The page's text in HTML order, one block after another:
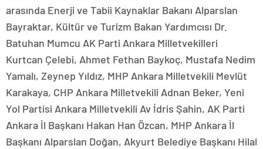
arasında Enerji ve Tabii Kaynaklar Bakanı Alparslan
Bayraktar, Kültür ve Turizm Bakan Yardımcısı Dr.
Batuhan Mumcu AK Parti Ankara Milletvekilleri
Kurtcan Çelebi, Ahmet Fethan Baykoç, Mustafa Nedim
Yamalı, Zeynep Yıldız, MHP Ankara Milletvekili Mevlüt
Karakaya, CHP Ankara Milletvekili Adnan Beker, Yeni
Yol Partisi Ankara Milletvekili Av İdris Şahin, AK Parti
Ankara İl Başkanı Hakan Han Özcan, MHP Ankara İl
Başkanı Alparslan Doğan, Akyurt Belediye Başkanı Hilal